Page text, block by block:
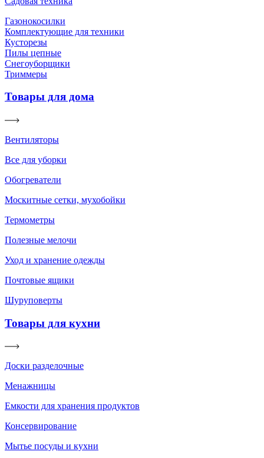
Газонокосилки
Комплектующие для техники
Кусторезы
Пилы цепные
Снегоуборщики
Триммеры
Товары для дома
Вентиляторы
Все для уборки
Обогреватели
Москитные сетки, мухобойки
Термометры
Полезные мелочи
Уход и хранение одежды
Почтовые ящики
Шуруповерты
Товары для кухни
Доски разделочные
Менажницы
Емкости для хранения продуктов
Консервирование
Мытье посуды и кухни